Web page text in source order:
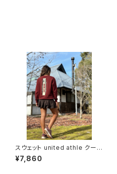
スウェット united athle クール
ネック 裏起毛 スタンダード ジャ
ージ オリジナル アメリカン アメ
¥7,860